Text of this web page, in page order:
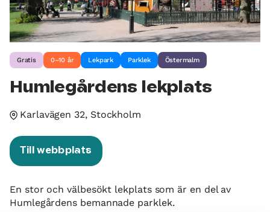
Gratis 0–10 år Lekpark Parklek Östermalm
Humlegårdens lekplats
Karlavägen 32, Stockholm
Till webbplats
En stor och välbesökt lekplats som är en del av
Humlegårdens bemannade parklek.